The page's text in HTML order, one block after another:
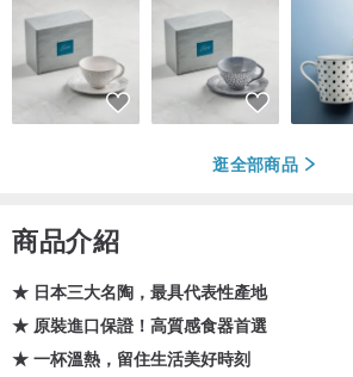
逛全部商品
商品介紹
★ 日本三大名陶，最具代表性產地
★ 原裝進口保證！高質感食器首選
★ 一杯溫熱，留住生活美好時刻